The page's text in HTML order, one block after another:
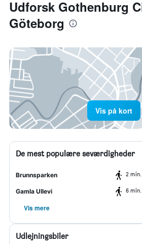
Udforsk Gothenburg
Göteborg
Vis på kort
De mest populære seværdigheder
Brunnsparken 2
Gamla Ullevi 6
Vis mere
Udlejningsbiler